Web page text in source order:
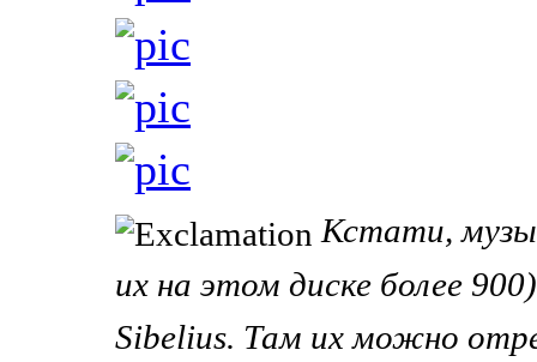
Кстати,
их на этом диске более
Sibelius. Там их можно